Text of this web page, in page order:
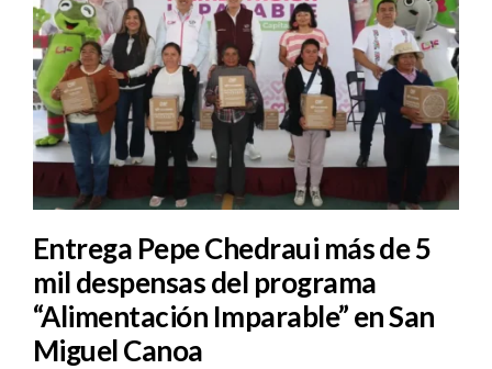
Entrega Pepe Chedraui más de 5
mil despensas del programa
“Alimentación Imparable” en San
Miguel Canoa